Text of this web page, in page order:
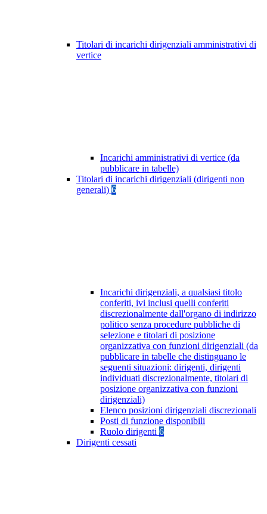
Titolari di incarichi dirigenziali amministrativi di
vertice
Incarichi amministrativi di vertice (da
pubblicare in tabelle)
Titolari di incarichi dirigenziali (dirigenti non
generali) 6
Incarichi dirigenziali, a qualsiasi titolo
conferiti, ivi inclusi quelli conferiti
discrezionalmente dall'organo di indirizzo
politico senza procedure pubbliche di
selezione e titolari di posizione
organizzativa con funzioni dirigenziali (da
pubblicare in tabelle che distinguano le
seguenti situazioni: dirigenti, dirigenti
individuati discrezionalmente, titolari di
posizione organizzativa con funzioni
dirigenziali)
Elenco posizioni dirigenziali discrezionali
Posti di funzione disponibili
Ruolo dirigenti 6
Dirigenti cessati